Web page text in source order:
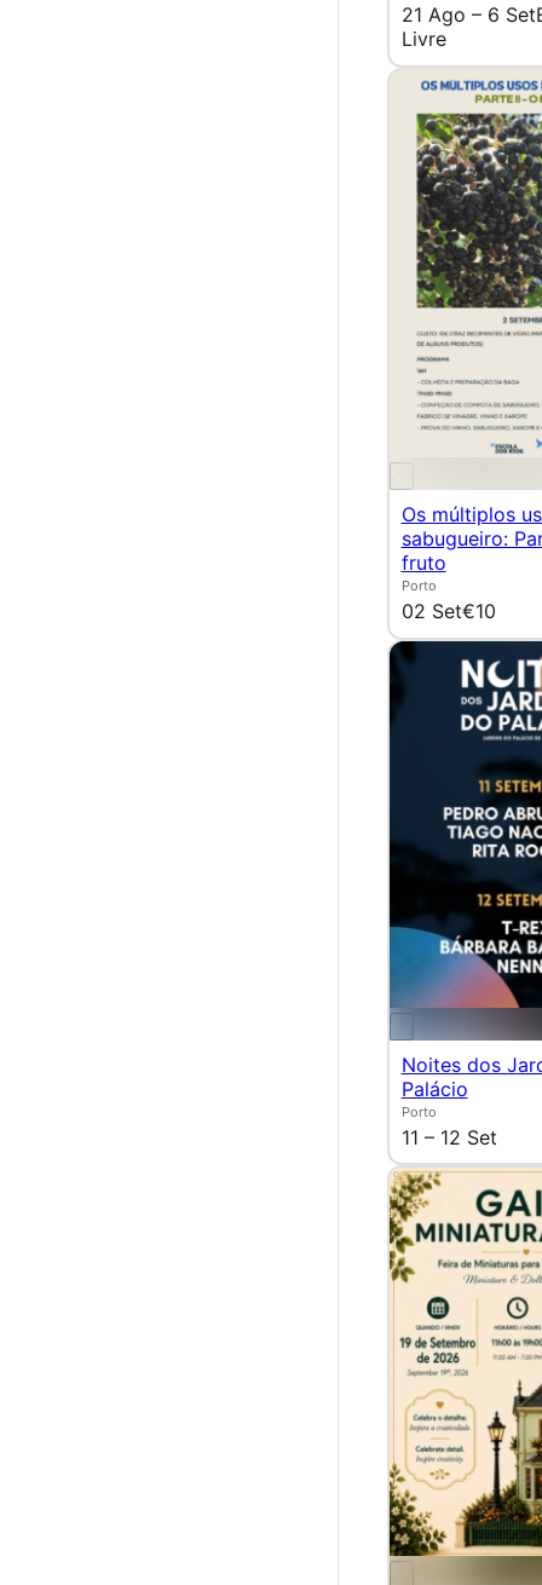
21 Ago – 6 Set
Livre
Os múltiplos
sabugueiro:
fruto
Porto
02 Set€10
Noites dos
Palácio
Porto
11 – 12 Set